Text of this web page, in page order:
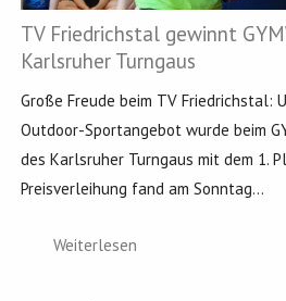
TV Friedrichstal gewinnt
Karlsruher Turngaus
Große Freude beim TV Friedrichstal:
Outdoor-Sportangebot wurde beim
des Karlsruher Turngaus mit dem 1.
Preisverleihung fand am Sonntag...
Weiterlesen